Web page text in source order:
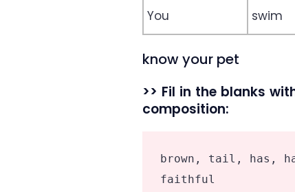
You swim
know your pet
>> Fil in the blanks
composition:
brown, tail, has,
faithful